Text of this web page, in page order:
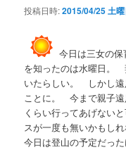
投稿日時:2015/04/25 土曜
今日は三女の
を知ったのは水曜日。
いたらしい。 しかし遠
ことに。 今まで親子遠
くらい行ってあげない
スが一度も無いかもし
今日は登山の予定だっ